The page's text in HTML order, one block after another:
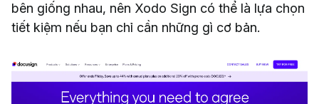
bên giống nhau, nên Xodo Sign có thể là lựa chọn
tiết kiệm nếu bạn chỉ cần những gì cơ bản.